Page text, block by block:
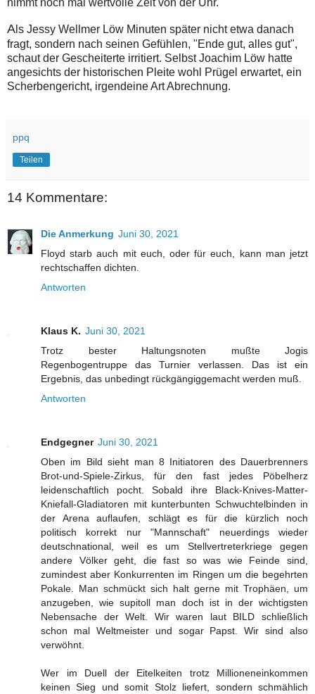
nimmt noch mal wertvolle Zeit von der Uhr.
A ls Jessy Wellmer Löw Minuten später nicht etwa danach
fragt, sondern nach seinen Gefühlen, "Ende gut, alles gut",
schaut der Gescheiterte irritiert. Selbst Joachim Löw hatte
angesichts der historischen Pleite wohl Prügel erwartet, ein
Scherbengericht, irgendeine Art Abrechnung.
ppq
Teilen
14 Kommentare:
Die Anmerkung Juni 30, 2021
Floyd starb auch mit euch, oder für euch, kann man jetzt
rechtschaffen dichten.
Antworten
Klaus K. Juni 30, 2021
Trotz bester Haltungsnoten mußte Jogis
Regenbogentruppe das Turnier verlassen. Das ist ein
Ergebnis, das unbedingt rückgängiggemacht werden muß.
Antworten
Endgegner Juni 30, 2021
Oben im Bild sieht man 8 Initiatoren des Dauerbrenners
Brot-und-Spiele-Zirkus, für den fast jedes Pöbelherz
leidenschaftlich pocht. Sobald ihre Black-Knives-Matter-
Kniefall-Gladiatoren mit kunterbunten Schwuchtelbinden in
der Arena auflaufen, schlägt es für die kürzlich noch
politisch korrekt nur "Mannschaft" neuerdings wieder
deutschnational, weil es um Stellvertreterkriege gegen
andere Völker geht, die fast so was wie Feinde sind,
zumindest aber Konkurrenten im Ringen um die begehrten
Pokale. Man schmückt sich halt gerne mit Trophäen, um
anzugeben, wie supitoll man doch ist in der wichtigsten
Nebensache der Welt. Wir waren laut BILD schließlich
schon mal Weltmeister und sogar Papst. Wir sind also
verwöhnt.
Wer im Duell der Eitelkeiten trotz Millioneneinkommen
keinen Sieg und somit Stolz liefert, sondern schmählich